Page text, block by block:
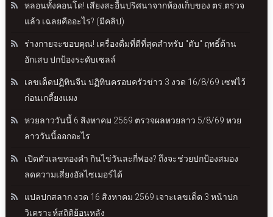
หลอนทั้งคอนโด! เสียงสะอื้นปริศนาจากห้องเก็บของ ตร.ตรวจ
แล้ว เฉลยคืออะไร? (มีคลิป)
ร่างกายจะขอบคุณ! เครื่องดื่มที่ดีที่สุดสำหรับ "ตับ" ฤทธิ์ต้าน
อักเสบ ปกป้องระดับเซลล์
เลขเด็ดปฏิทินจีน ปฏิทินครอบครัวข่าว 3 งวด 16/8/69 เซฟไว้
ก่อนเกลี้ยงแผง
หวยลาววันนี้ 6 สิงหาคม 2569 ตรวจผลหวยลาว 5/8/69 หวย
ลาววันนี้ออกอะไร
เปิดตัวเลขทองคำ กินไข่วันละกี่ฟอง? ถึงจะช่วยปกป้องสมอง
ลดความเสี่ยงอัลไซเมอร์ได้
แปลปกสลาก งวด 16 สิงหาคม 2569 เจาะเลขเด็ด 3 หน้าปก
วิเคราะห์สถิติย้อนหลัง